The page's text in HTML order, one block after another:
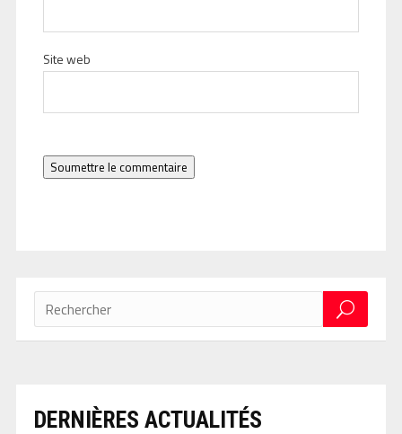
Site web
Soumettre le commentaire
DERNIÈRES ACTUALITÉS